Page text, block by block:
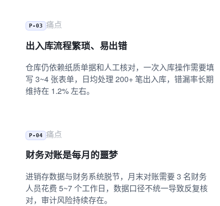
P-03 痛点
出入库流程繁琐、易出错
仓库仍依赖纸质单据和人工核对，一次入库操作需要填
写 3~4 张表单，日均处理 200+ 笔出入库，错漏率长期
维持在 1.2% 左右。
P-04 痛点
财务对账是每月的噩梦
进销存数据与财务系统脱节，月末对账需要 3 名财务
人员花费 5~7 个工作日，数据口径不统一导致反复核
对，审计风险持续存在。